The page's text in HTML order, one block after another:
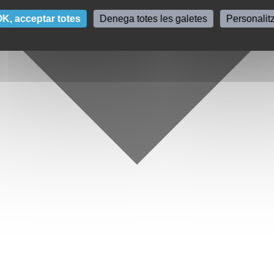
acceptar totes Denega totes les galetes